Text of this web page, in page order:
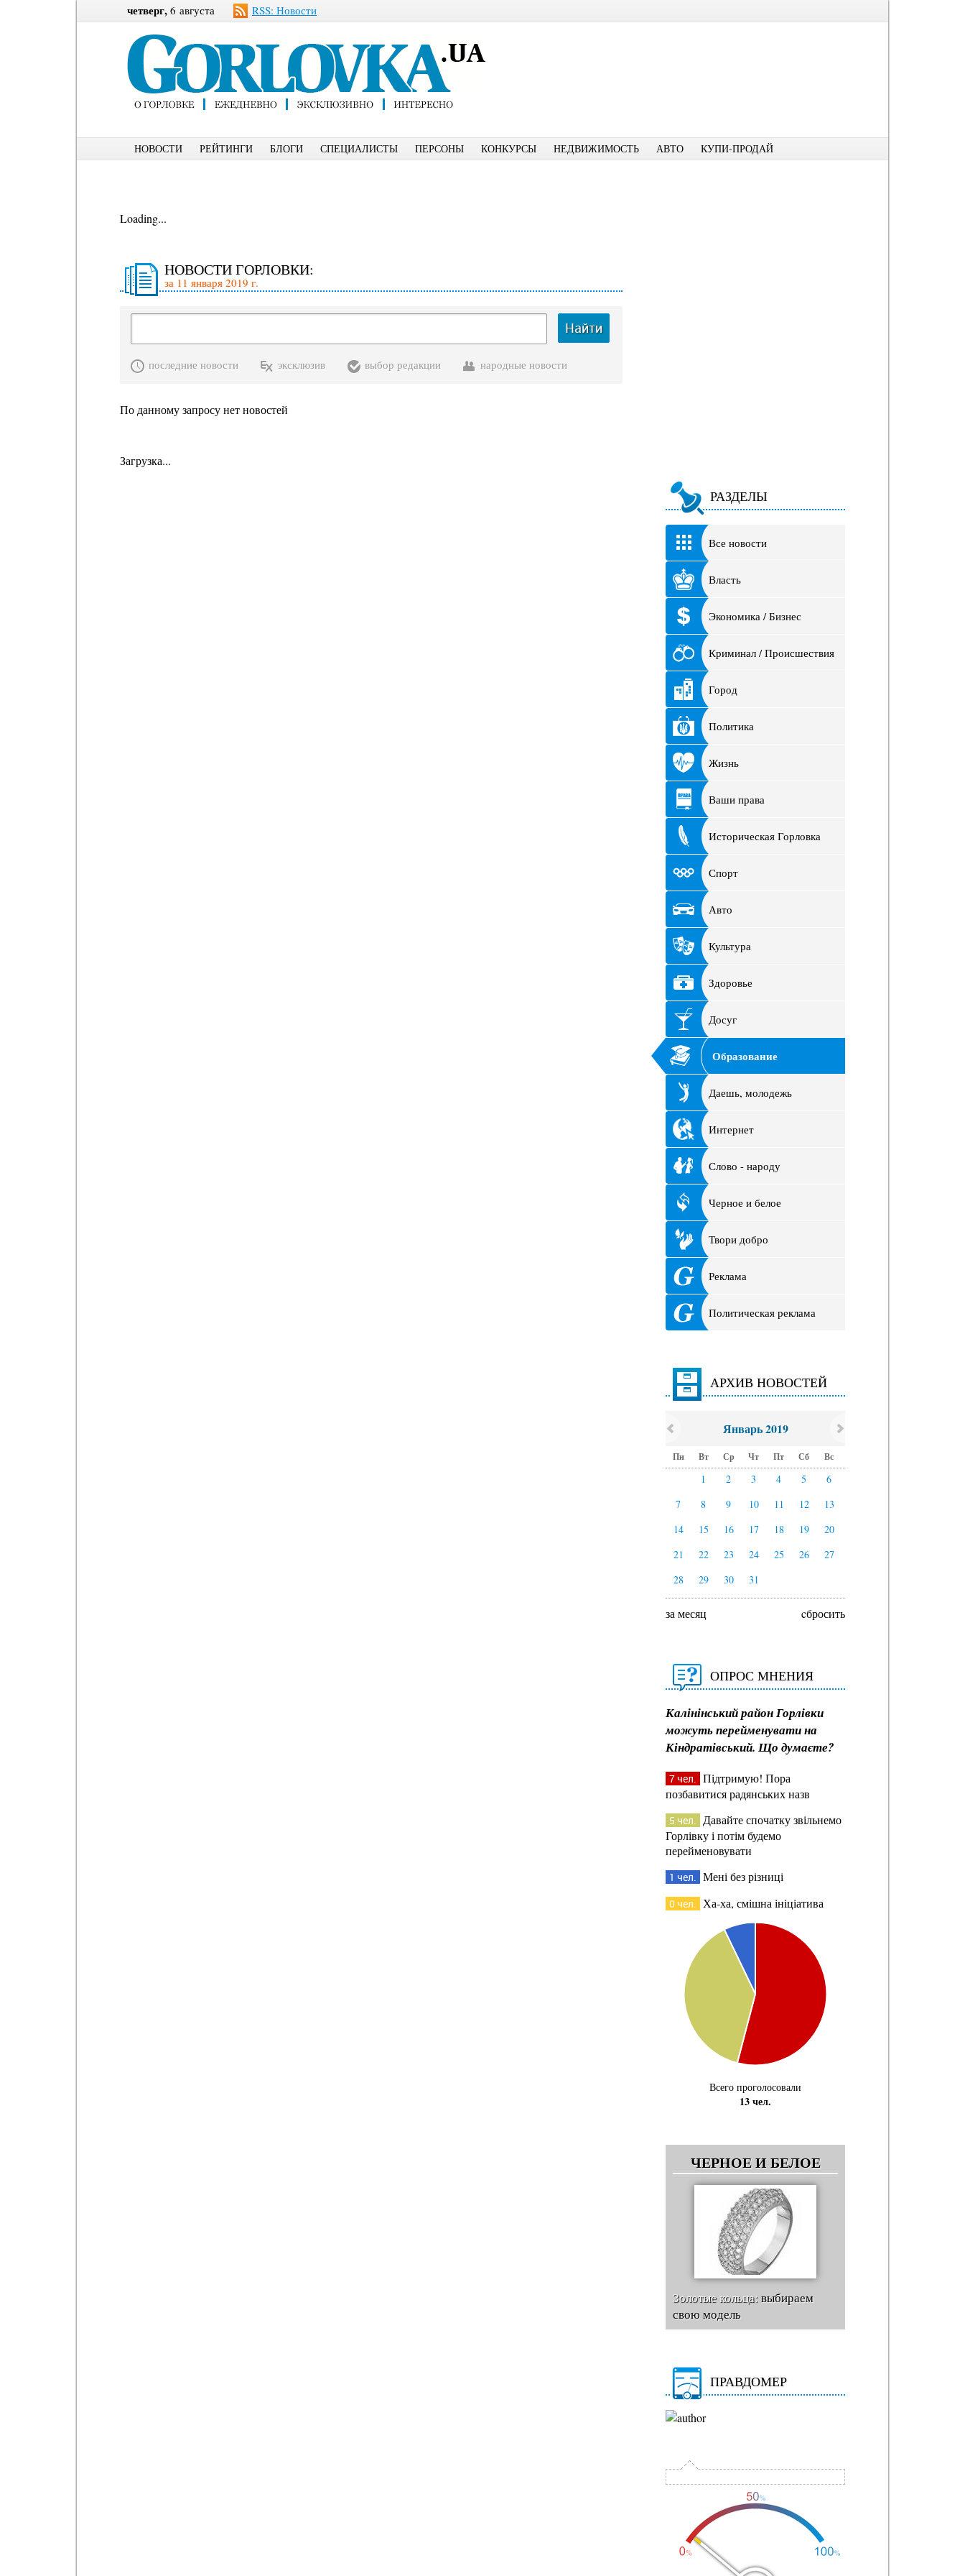
четверг, 6 августа RSS: Новости
НОВОСТИ РЕЙТИНГИ БЛОГИ СПЕЦИАЛИСТЫ ПЕРСОНЫ КОНКУРСЫ НЕДВИЖИМОСТЬ АВТО КУПИ-ПРОДАЙ
Loading...
НОВОСТИ ГОРЛОВКИ:
за 11 января 2019 г.
Найти
последние новости эксклюзив выбор редакции народные новости
По данному запросу нет новостей
Загрузка...
РАЗДЕЛЫ
Все новости
Власть
Экономика / Бизнес
Криминал / Происшествия
Город
Политика
Жизнь
Ваши права
Историческая Горловка
Спорт
Авто
Культура
Здоровье
Досуг
Образование
Даешь, молодежь
Интернет
Слово - народу
Черное и белое
Твори добро
Реклама
Политическая реклама
АРХИВ НОВОСТЕЙ
Январь 2019
Пн Вт Ср Чт Пт Сб Вс
1 2 3 4 5
6
7
8 9 10 11 12
13
14
15 16 17 18 19
20
21
22 23 24 25 26
27
28
29 30 31
за месяц cбросить
ОПРОС МНЕНИЯ
Калінінський район Горлівки
можуть перейменувати на
Кіндратівський. Що думаєте?
7 чел. Підтримую! Пора
позбавитися радянських назв
5 чел. Давайте спочатку звільнемо
Горлівку і потім будемо
перейменовувати
1 чел. Мені без різниці
0 чел. Ха-ха, смішна ініціатива
Всего проголосовали
13 чел.
ЧЕРНОЕ И БЕЛОЕ
Золотые кольца:выбираем
свою модель
ПРАВДОМЕР